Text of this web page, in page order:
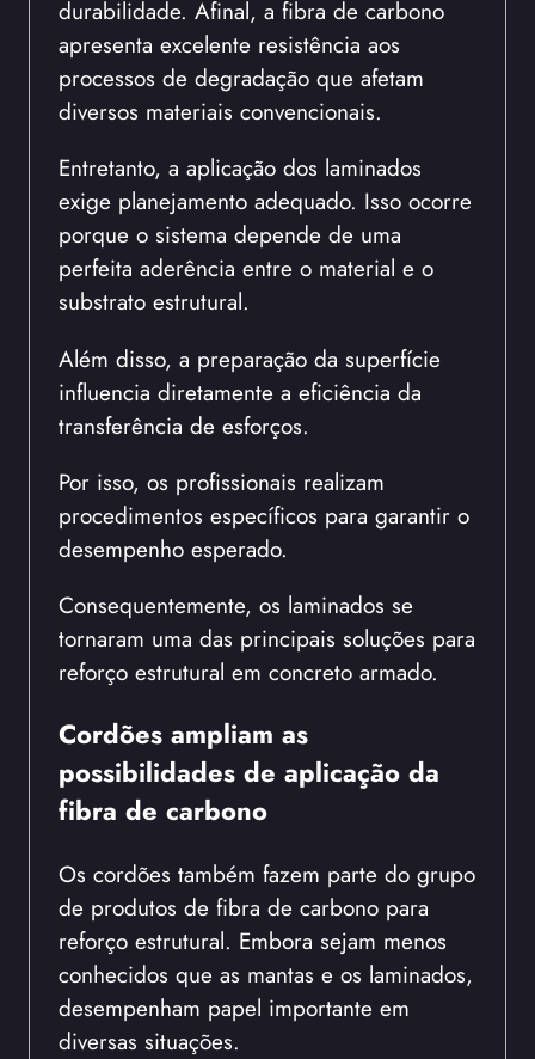
durabilidade. Afinal, a fibra de carbono
apresenta excelente resistência aos
processos de degradação que afetam
diversos materiais convencionais.
Entretanto, a aplicação dos laminados
exige planejamento adequado. Isso ocorre
porque o sistema depende de uma
perfeita aderência entre o material e o
substrato estrutural.
Além disso, a preparação da superfície
influencia diretamente a eficiência da
transferência de esforços.
Por isso, os profissionais realizam
procedimentos específicos para garantir o
desempenho esperado.
Consequentemente, os laminados se
tornaram uma das principais soluções para
reforço estrutural em concreto armado.
Cordões ampliam as
possibilidades de aplicação da
fibra de carbono
Os cordões também fazem parte do grupo
de produtos de fibra de carbono para
reforço estrutural. Embora sejam menos
conhecidos que as mantas e os laminados,
desempenham papel importante em
diversas situações.